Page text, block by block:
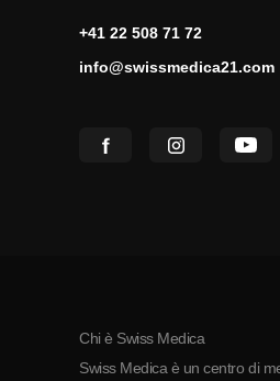
+41 22 508 71 72
info@swissmedica21.com
Chi è Swiss Medica
Swiss Medica è un centro di